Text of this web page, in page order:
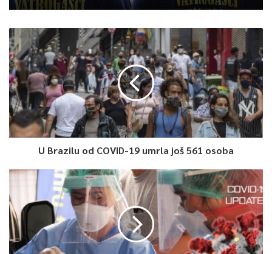
U Brazilu od COVID-19 umrla još 561 osoba